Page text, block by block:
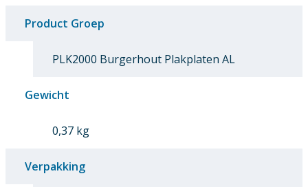
Product Groep
PLK2000 Burgerhout Plakplaten AL
Gewicht
0,37 kg
Verpakking